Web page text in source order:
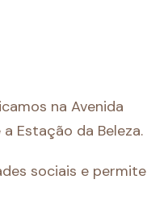
na Avenida
Estação da Beleza.
sociais e permite